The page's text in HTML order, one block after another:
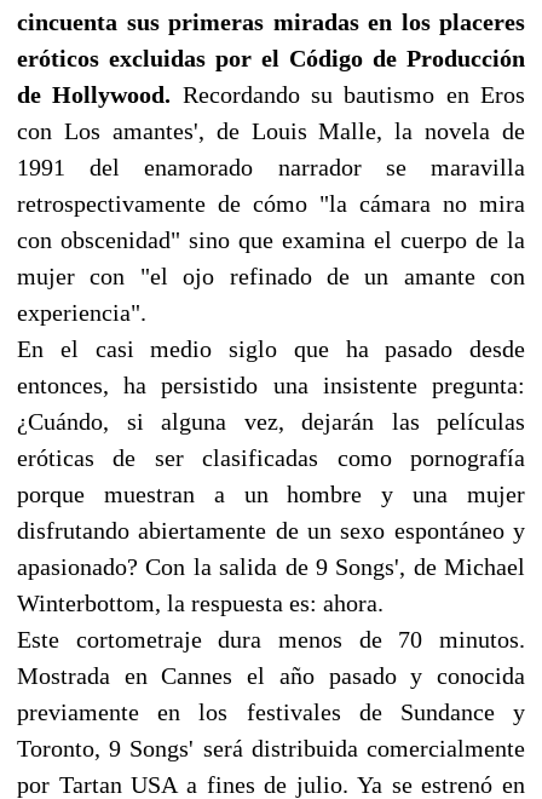
cincuenta sus primeras miradas en los placeres
eróticos excluidas por el Código de Producción
de Hollywood. Recordando su bautismo en Eros
con Los amantes', de Louis Malle, la novela de
1991 del enamorado narrador se maravilla
retrospectivamente de cómo "la cámara no mira
con obscenidad" sino que examina el cuerpo de la
mujer con "el ojo refinado de un amante con
experiencia".
En el casi medio siglo que ha pasado desde
entonces, ha persistido una insistente pregunta:
¿Cuándo, si alguna vez, dejarán las películas
eróticas de ser clasificadas como pornografía
porque muestran a un hombre y una mujer
disfrutando abiertamente de un sexo espontáneo y
apasionado? Con la salida de 9 Songs', de Michael
Winterbottom, la respuesta es: ahora.
Este cortometraje dura menos de 70 minutos.
Mostrada en Cannes el año pasado y conocida
previamente en los festivales de Sundance y
Toronto, 9 Songs' será distribuida comercialmente
por Tartan USA a fines de julio. Ya se estrenó en